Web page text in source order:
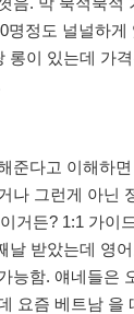
명정도 널널하게
롱이 있는데 가
준다고 이해하
나 그런게 아닌
거든? 1:1 가이
받았는데 영
능함. 얘네들은
요즘 베트남 을